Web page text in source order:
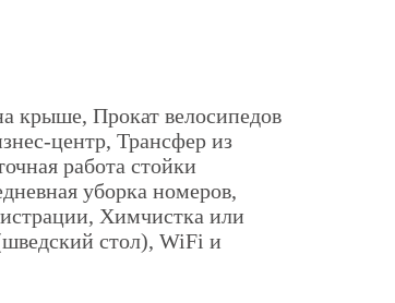
крыше, Прокат велосипедов
центр, Трансфер из
работа стойки
уборка номеров,
Химчистка или
стол), WiFi и